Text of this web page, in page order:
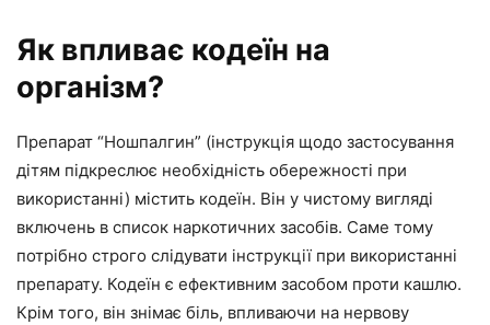
Як впливає кодеїн на
організм?
Препарат “Ношпалгин” (інструкція щодо застосування
дітям підкреслює необхідність обережності при
використанні) містить кодеїн. Він у чистому вигляді
включень в список наркотичних засобів. Саме тому
потрібно строго слідувати інструкції при використанні
препарату. Кодеїн є ефективним засобом проти кашлю.
Крім того, він знімає біль, впливаючи на нервову